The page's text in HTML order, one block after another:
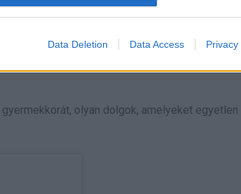
Data Deletion Data Access Privacy
de volt egy tekintet a szemében, amikor
olyan dolgok, amelyeket